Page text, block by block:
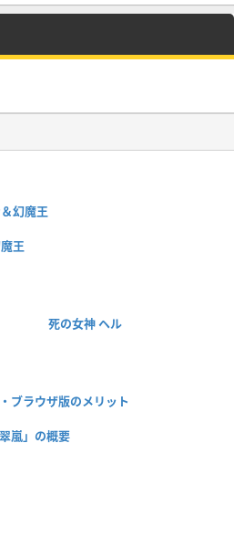
幻魔王
王
死の女神 ヘル
ブラウザ版のメリット
嵐」の概要